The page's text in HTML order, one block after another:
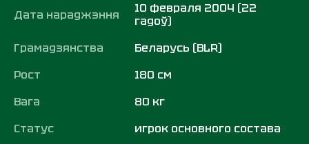
Дата нараджэння
10 февраля 2004 (22
гадоў)
Грамадзянства
Беларусь (BLR)
Рост
180 см
Вага
80 кг
Статус
игрок основного состава